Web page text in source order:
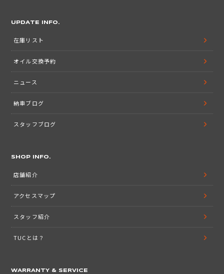
UPDATE INFO.
在庫リスト
オイル交換予約
ニュース
納車ブログ
スタッフブログ
SHOP INFO.
店舗紹介
アクセスマップ
スタッフ紹介
TUCとは？
WARRANTY & SERVICE